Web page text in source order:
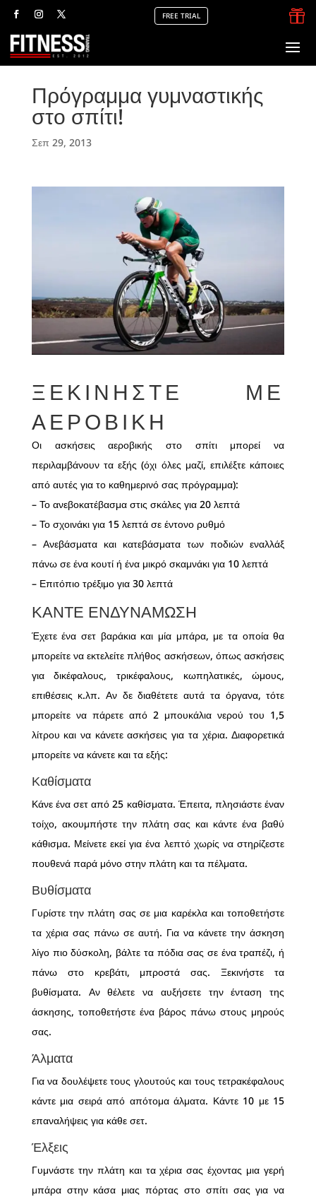
FREE TRIAL 
Πρόγραμμα γυμναστικής
στο σπίτι!
Σεπ 29, 2013
ΞΕΚΙΝΉΣΤΕ ΜΕ
ΑΕΡΟΒΙΚΉ
Οι ασκήσεις αεροβικής στο σπίτι μπορεί να
περιλαμβάνουν τα εξής (όχι όλες μαζί, επιλέξτε κάποιες
από αυτές για το καθημερινό σας πρόγραμμα):
– Το ανεβοκατέβασμα στις σκάλες για 20 λεπτά
– Το σχοινάκι για 15 λεπτά σε έντονο ρυθμό
– Ανεβάσματα και κατεβάσματα των ποδιών εναλλάξ
πάνω σε ένα κουτί ή ένα μικρό σκαμνάκι για 10 λεπτά
– Επιτόπιο τρέξιμο για 30 λεπτά
ΚΆΝΤΕ ΕΝΔΥΝΆΜΩΣΗ
Έχετε ένα σετ βαράκια και μία μπάρα, με τα οποία θα
μπορείτε να εκτελείτε πλήθος ασκήσεων, όπως ασκήσεις
για δικέφαλους, τρικέφαλους, κωπηλατικές, ώμους,
επιθέσεις κ.λπ. Αν δε διαθέτετε αυτά τα όργανα, τότε
μπορείτε να πάρετε από 2 μπουκάλια νερού του 1,5
λίτρου και να κάνετε ασκήσεις για τα χέρια. Διαφορετικά
μπορείτε να κάνετε και τα εξής:
Καθίσματα
Κάνε ένα σετ από 25 καθίσματα. Έπειτα, πλησιάστε έναν
τοίχο, ακουμπήστε την πλάτη σας και κάντε ένα βαθύ
κάθισμα. Μείνετε εκεί για ένα λεπτό χωρίς να στηρίζεστε
πουθενά παρά μόνο στην πλάτη και τα πέλματα.
Βυθίσματα
Γυρίστε την πλάτη σας σε μια καρέκλα και τοποθετήστε
τα χέρια σας πάνω σε αυτή. Για να κάνετε την άσκηση
λίγο πιο δύσκολη, βάλτε τα πόδια σας σε ένα τραπέζι, ή
πάνω στο κρεβάτι, μπροστά σας. Ξεκινήστε τα
βυθίσματα. Αν θέλετε να αυξήσετε την ένταση της
άσκησης, τοποθετήστε ένα βάρος πάνω στους μηρούς
σας.
Άλματα
Για να δουλέψετε τους γλουτούς και τους τετρακέφαλους
κάντε μια σειρά από απότομα άλματα. Κάντε 10 με 15
επαναλήψεις για κάθε σετ.
Έλξεις
Γυμνάστε την πλάτη και τα χέρια σας έχοντας μια γερή
μπάρα στην κάσα μιας πόρτας στο σπίτι σας για να